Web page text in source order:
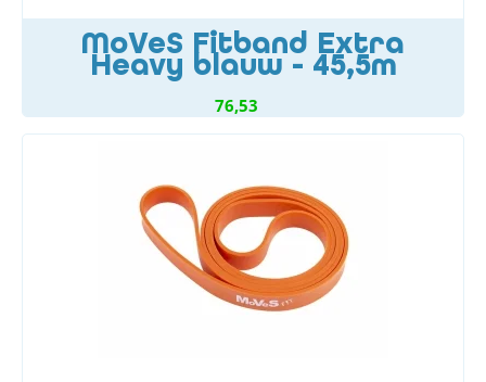
MoVeS Fitband Extra
Heavy blauw - 45,5m
76,53